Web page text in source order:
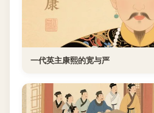
一代英主康熙的宽与严